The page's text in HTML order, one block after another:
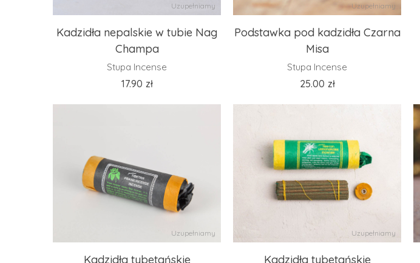
Uzupełniamy
Kadzidła nepalskie w tubie Nag
Champa
Stupa Incense
17.90 zł
Uzupełniamy
Podstawka pod kadzidła Czarna
Misa
Stupa Incense
25.00 zł
Uzupełniamy
Kadzidła tybetańskie
Uzupełniamy
Kadzidła tybetańskie